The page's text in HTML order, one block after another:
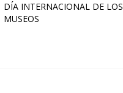
DÍA INTERNACIONAL DE LOS
MUSEOS